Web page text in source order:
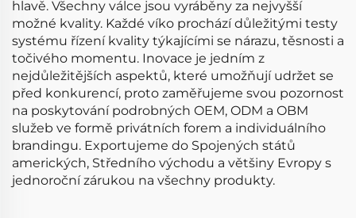
hlavě. Všechny válce jsou vyráběny za nejvyšší
možné kvality. Každé víko prochází důležitými testy
systému řízení kvality týkajícími se nárazu, těsnosti a
točivého momentu. Inovace je jedním z
nejdůležitějších aspektů, které umožňují udržet se
před konkurencí, proto zaměřujeme svou pozornost
na poskytování podrobných OEM, ODM a OBM
služeb ve formě privátních forem a individuálního
brandingu. Exportujeme do Spojených států
amerických, Středního východu a většiny Evropy s
jednoroční zárukou na všechny produkty.